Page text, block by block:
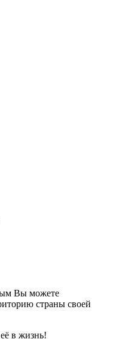
Вы можете
страны своей
в жизнь!